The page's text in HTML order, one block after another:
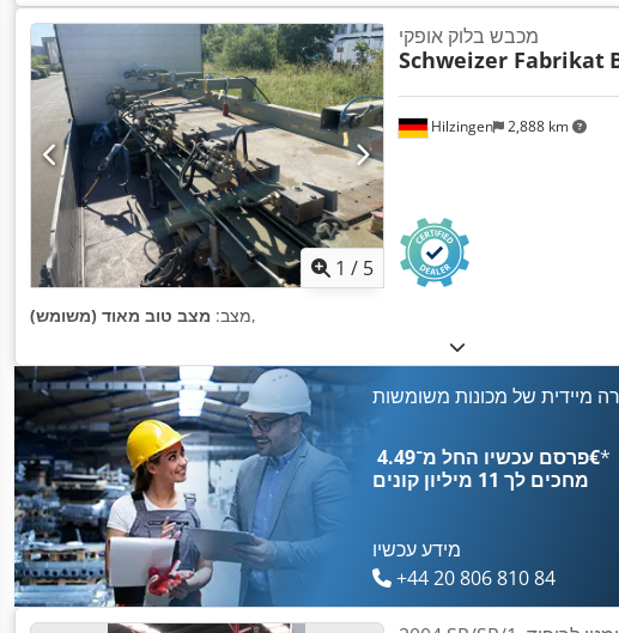
1 / 5
Hilzingen 2,888 km
מכבש בלוק אופקי
Schweizer Fabrikat
מצב: מצב טוב מאוד (משומש) ,
מיידית של מכונות משומשות
פרסם עכשיו החל מ־‏4.49 ‏€*
מחכים לך 11 מיליון קונים
מידע עכשיו
+44 20 806 810 84